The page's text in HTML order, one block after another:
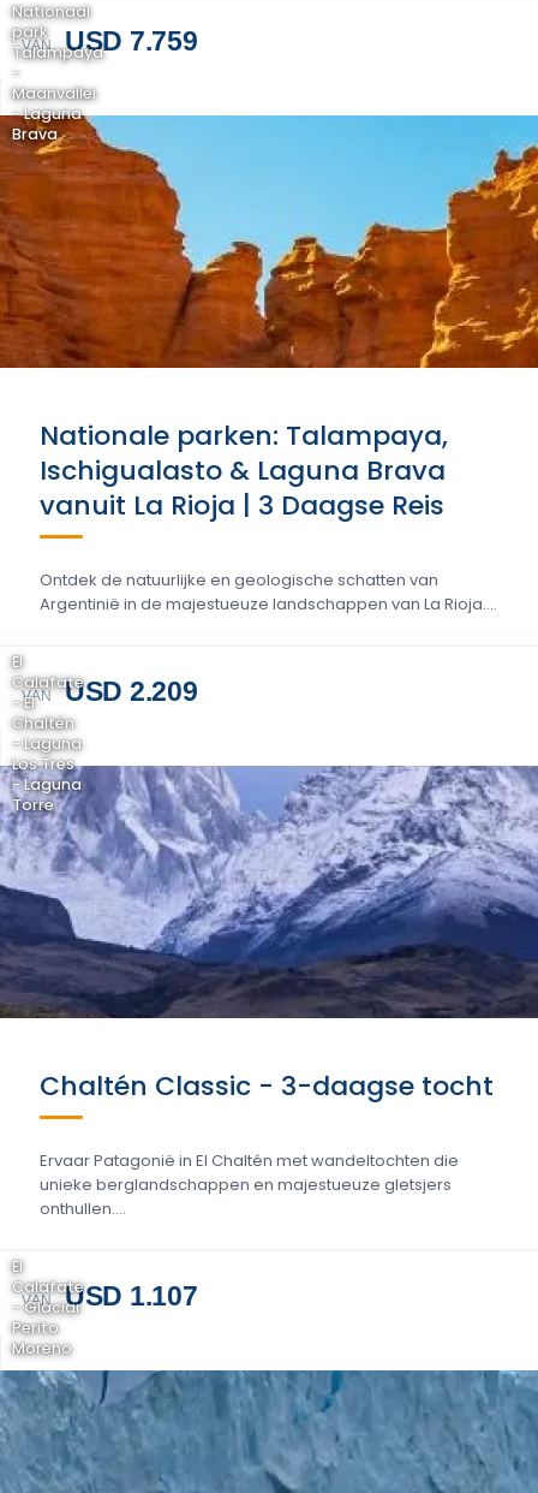
VAN USD 7.759
Nationaal
park
Talampaya
-
Maanvallei
- Laguna
Brava
Nationale parken: Talampaya,
Ischigualasto & Laguna Brava
vanuit La Rioja | 3 Daagse Reis
Ontdek de natuurlijke en geologische schatten van
Argentinië in de majestueuze landschappen van La Rioja....
VAN USD 2.209
El
Calafate
- El
Chaltén
- Laguna
Los Tres
- Laguna
Torre
Chaltén Classic - 3-daagse tocht
Ervaar Patagonië in El Chaltén met wandeltochten die
unieke berglandschappen en majestueuze gletsjers
onthullen....
VAN USD 1.107
El
Calafate
- Glaciar
Perito
Moreno